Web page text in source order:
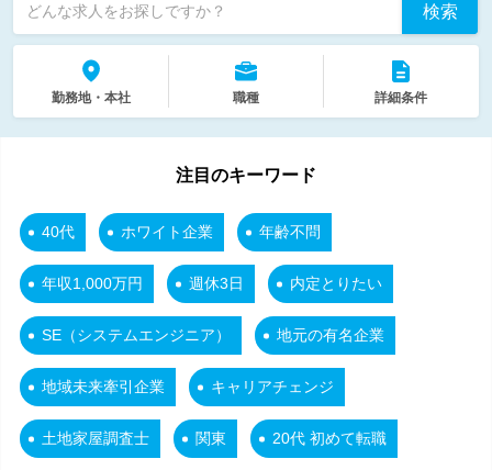
どんな求人をお探しですか？ 検索
勤務地・本社 職種 詳細条件
注目のキーワード
40代 ホワイト企業 年齢不問
年収1,000万円 週休3日 内定とりたい
SE（システムエンジニア） 地元の有名企業
地域未来牽引企業 キャリアチェンジ
土地家屋調査士 関東 20代 初めて転職